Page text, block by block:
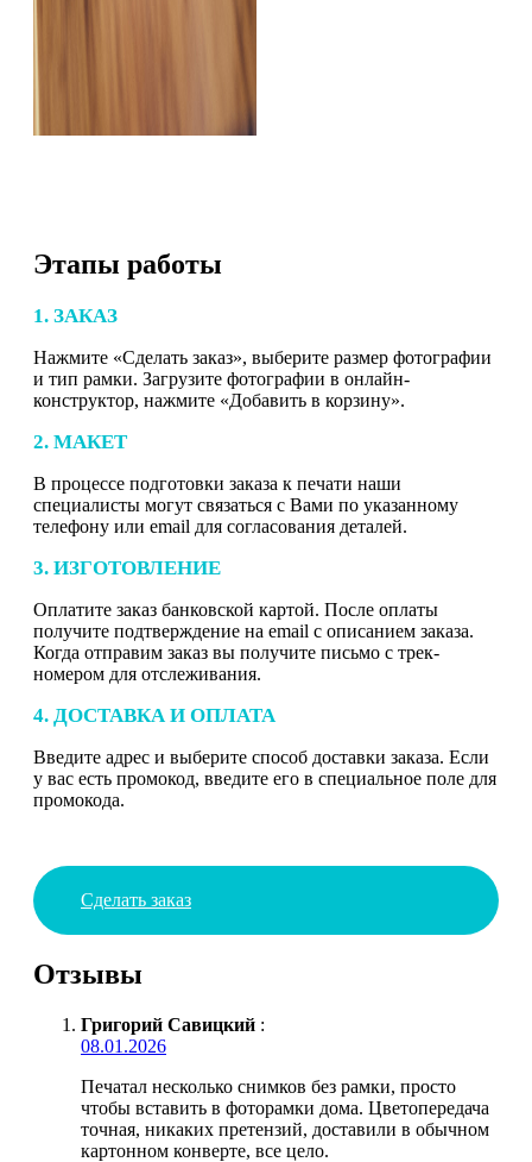
Этапы работы
1. ЗАКАЗ
Нажмите «Сделать заказ», выберите размер фотографии
и тип рамки. Загрузите фотографии в онлайн-
конструктор, нажмите «Добавить в корзину».
2. МАКЕТ
В процессе подготовки заказа к печати наши
специалисты могут связаться с Вами по указанному
телефону или email для согласования деталей.
3. ИЗГОТОВЛЕНИЕ
Оплатите заказ банковской картой. После оплаты
получите подтверждение на email с описанием заказа.
Когда отправим заказ вы получите письмо с трек-
номером для отслеживания.
4. ДОСТАВКА И ОПЛАТА
Введите адрес и выберите способ доставки заказа. Если
у вас есть промокод, введите его в специальное поле для
промокода.
Сделать заказ
Отзывы
Григорий Савицкий :
08.01.2026
Печатал несколько снимков без рамки, просто
чтобы вставить в фоторамки дома. Цветопередача
точная, никаких претензий, доставили в обычном
картонном конверте, все цело.